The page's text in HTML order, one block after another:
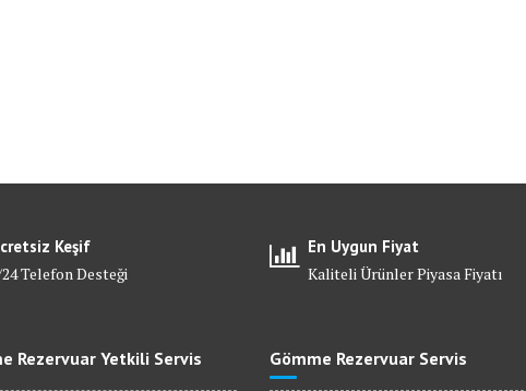
Keşif
Telefon Desteği
En Uygun Fiyat
Kaliteli Ürünler Piyasa Fiyatı
Rezervuar Yetkili Servis Gömme Rezervuar Servis